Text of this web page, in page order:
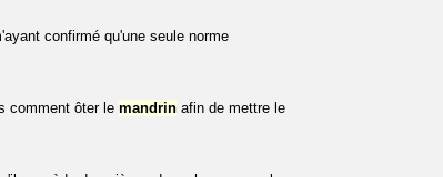
confirmé qu'une seule norme
comment ôter le mandrin afin de mettre le